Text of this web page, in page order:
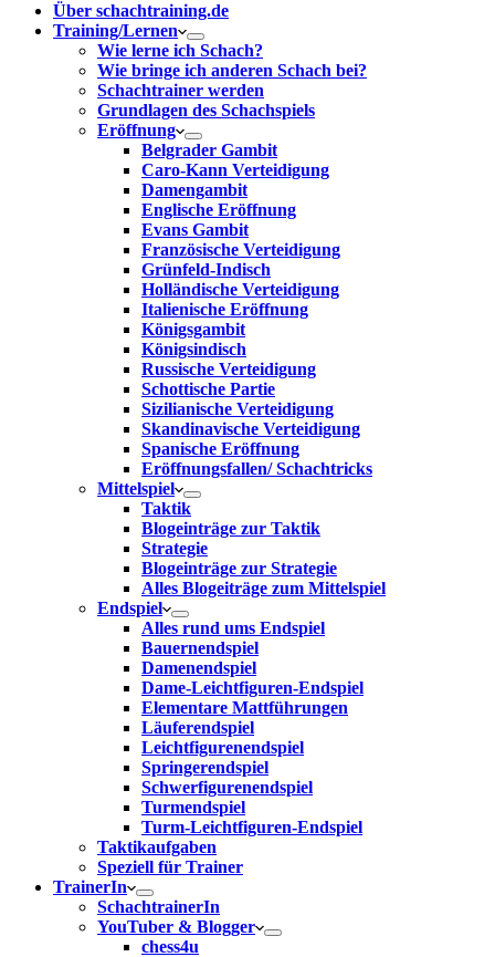
Über schachtraining.de
Training/Lernen
Wie lerne ich Schach?
Wie bringe ich anderen Schach bei?
Schachtrainer werden
Grundlagen des Schachspiels
Eröffnung
Belgrader Gambit
Caro-Kann Verteidigung
Damengambit
Englische Eröffnung
Evans Gambit
Französische Verteidigung
Grünfeld-Indisch
Holländische Verteidigung
Italienische Eröffnung
Königsgambit
Königsindisch
Russische Verteidigung
Schottische Partie
Sizilianische Verteidigung
Skandinavische Verteidigung
Spanische Eröffnung
Eröffnungsfallen/ Schachtricks
Mittelspiel
Taktik
Blogeinträge zur Taktik
Strategie
Blogeinträge zur Strategie
Alles Blogeiträge zum Mittelspiel
Endspiel
Alles rund ums Endspiel
Bauernendspiel
Damenendspiel
Dame-Leichtfiguren-Endspiel
Elementare Mattführungen
Läuferendspiel
Leichtfigurenendspiel
Springerendspiel
Schwerfigurenendspiel
Turmendspiel
Turm-Leichtfiguren-Endspiel
Taktikaufgaben
Speziell für Trainer
TrainerIn
SchachtrainerIn
YouTuber & Blogger
chess4u